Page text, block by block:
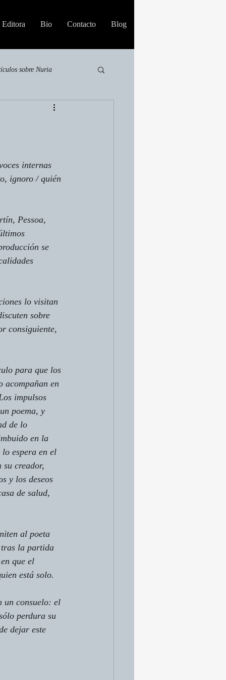
Bio Contacto Blog
sobre Nuria
internas
ignoro / quién
Pessoa,
se
lo visitan
sobre
consiguiente,
para que los
acompañan en
impulsos
poema, y
de lo
en la
espera en el
creador,
y los deseos
de salud,
al poeta
tras la partida
que el
está solo.
un consuelo: el
perdura su
dejar este